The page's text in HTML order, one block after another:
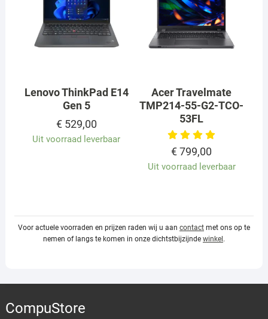
Lenovo ThinkPad E14
Gen 5
€529,00
Uit voorraad leverbaar
Acer Travelmate
TMP214-55-G2-TCO-
53FL
€799,00
Uit voorraad leverbaar
Voor actuele voorraden en prijzen raden wij u aan contactmet ons op te
nemen of langs te komen in onze dichtstbijzijnde winkel.
CompuStore